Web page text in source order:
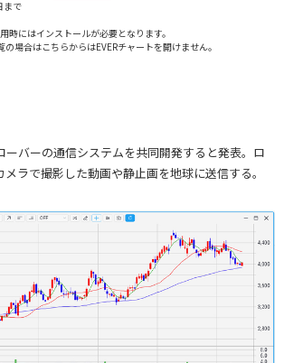
まで
時にはインストールが必要となります。
場合はこちらからはEVERチャートを開けません。
ーバーの通信システムを共同開発すると発表。ロ
ラで撮影した動画や静止画を地球に送信する。